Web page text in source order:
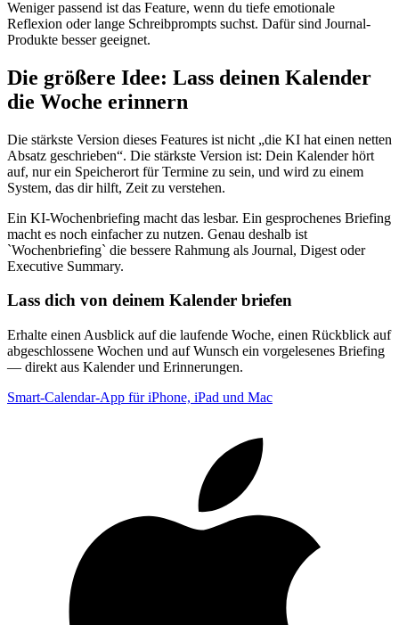
Weniger passend ist das Feature, wenn du tiefe emotionale
Reflexion oder lange Schreibprompts suchst. Dafür sind Journal-
Produkte besser geeignet.
Die größere Idee: Lass deinen Kalender
die Woche erinnern
Die stärkste Version dieses Features ist nicht „die KI hat einen netten
Absatz geschrieben“. Die stärkste Version ist: Dein Kalender hört
auf, nur ein Speicherort für Termine zu sein, und wird zu einem
System, das dir hilft, Zeit zu verstehen.
Ein KI-Wochenbriefing macht das lesbar. Ein gesprochenes Briefing
macht es noch einfacher zu nutzen. Genau deshalb ist
`Wochenbriefing` die bessere Rahmung als Journal, Digest oder
Executive Summary.
Lass dich von deinem Kalender briefen
Erhalte einen Ausblick auf die laufende Woche, einen Rückblick auf
abgeschlossene Wochen und auf Wunsch ein vorgelesenes Briefing
— direkt aus Kalender und Erinnerungen.
Smart-Calendar-App für iPhone, iPad und Mac